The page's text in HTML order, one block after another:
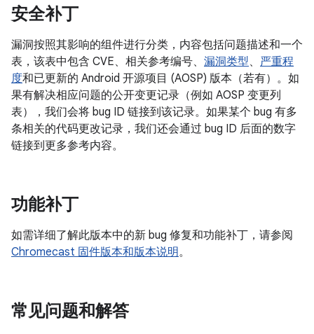
安全补丁
漏洞按照其影响的组件进行分类，内容包括问题描述和一个
表，该表中包含 CVE、相关参考编号、 漏洞类型、 严重程
度和已更新的 Android 开源项目 (AOSP) 版本（若有）。如
果有解决相应问题的公开变更记录（例如 AOSP 变更列
表），我们会将 bug ID 链接到该记录。如果某个 bug 有多
条相关的代码更改记录，我们还会通过 bug ID 后面的数字
链接到更多参考内容。
功能补丁
如需详细了解此版本中的新 bug 修复和功能补丁，请参阅
Chromecast 固件版本和版本说明。
常见问题和解答